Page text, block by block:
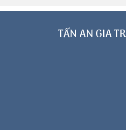
TẤN AN GIA